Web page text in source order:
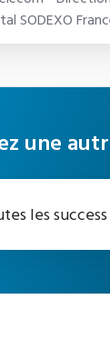
SODEXO
une
les